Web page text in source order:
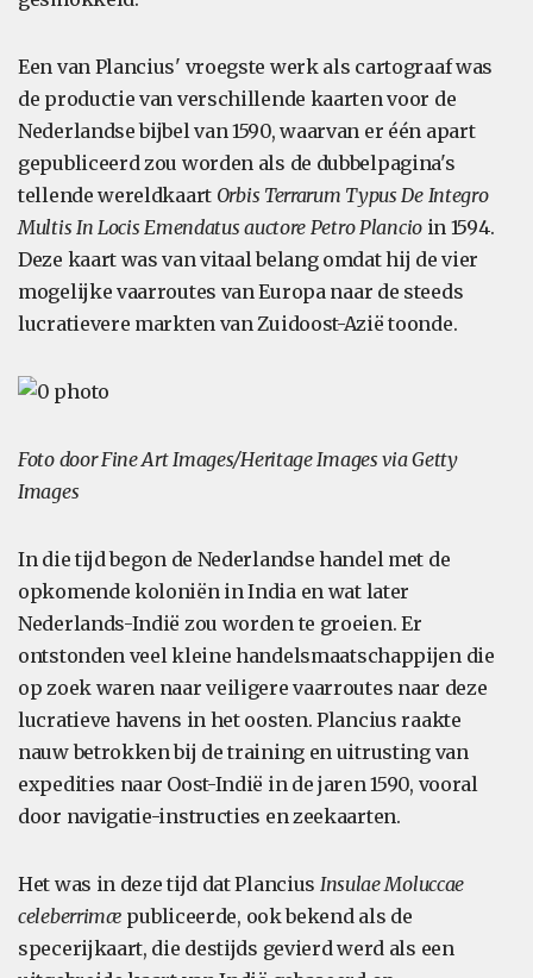
Een van Plancius' vroegste werk als cartograaf was
de productie van verschillende kaarten voor de
Nederlandse bijbel van 1590, waarvan er één apart
gepubliceerd zou worden als de dubbelpagina's
tellende wereldkaart Orbis Terrarum Typus De Integro
Multis In Locis Emendatus auctore Petro Plancioin 1594.
Deze kaart was van vitaal belang omdat hij de vier
mogelijke vaarroutes van Europa naar de steeds
lucratievere markten van Zuidoost-Azië toonde.
Foto door Fine Art Images/Heritage Images via Getty
Images
In die tijd begon de Nederlandse handel met de
opkomende koloniën in India en wat later
Nederlands-Indië zou worden te groeien. Er
ontstonden veel kleine handelsmaatschappijen die
op zoek waren naar veiligere vaarroutes naar deze
lucratieve havens in het oosten. Plancius raakte
nauw betrokken bij de training en uitrusting van
expedities naar Oost-Indië in de jaren 1590, vooral
door navigatie-instructies en zeekaarten.
Het was in deze tijd dat Plancius Insulae Moluccae
celeberrimæ publiceerde, ook bekend als de
specerijkaart, die destijds gevierd werd als een